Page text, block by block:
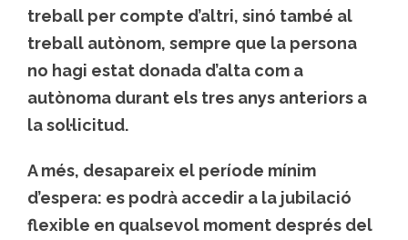
treball per compte d’altri, sinó també al
treball autònom, sempre que la persona
no hagi estat donada d’alta com a
autònoma durant els tres anys anteriors a
la sol·licitud.
A més, desapareix el període mínim
d’espera: es podrà accedir a la jubilació
flexible en qualsevol moment després del